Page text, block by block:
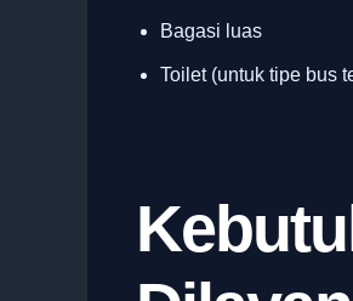
Bagasi luas
Toilet (untuk tipe bus